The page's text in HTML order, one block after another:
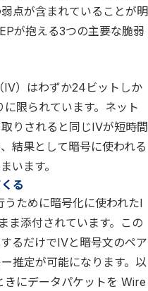
点が含まれていることが明
が抱える3つの主要な脆弱
IV）はわずか24ビットしか
限られています。ネット
りされると同じIVが短時間
結果として暗号に使われる
います。
る
ために暗号化に使われたI
ま添付されています。この
るだけでIVと暗号文のペア
推定が可能になります。以
にデータパケットを Wire